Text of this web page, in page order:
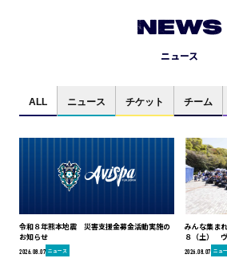
NEWS
ニュース
ALL ニュース チケット チーム
令和８年熊本地震 災害支援金募金活動実施の
お知らせ
2026.08.07 ニュース
みんな集ま
８（土）
2026.08.07 ニュ